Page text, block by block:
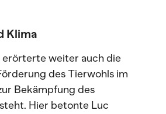
Klima
erörterte weiter auch die
des Tierwohls im
Bekämpfung des
Hier betonte Luc